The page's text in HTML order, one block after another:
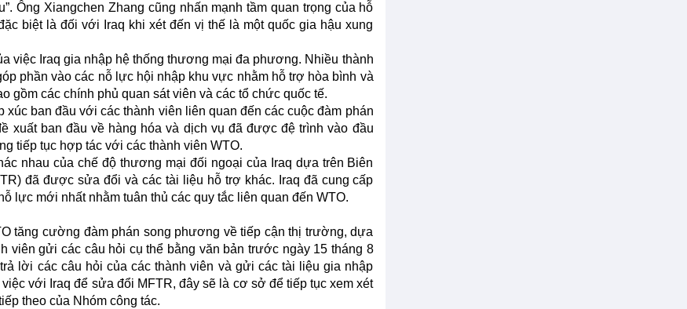
Ông Xiangchen Zhang cũng nhấn mạnh tầm quan trọng của hỗ
biệt là đối với Iraq khi xét đến vị thế là một quốc gia hậu xung
việc Iraq gia nhập hệ thống thương mại đa phương. Nhiều thành
phần vào các nỗ lực hội nhập khu vực nhằm hỗ trợ hòa bình và
gồm các chính phủ quan sát viên và các tổ chức quốc tế.
xúc ban đầu với các thành viên liên quan đến các cuộc đàm phán
xuất ban đầu về hàng hóa và dịch vụ đã được đệ trình vào đầu
tiếp tục hợp tác với các thành viên WTO.
nhau của chế độ thương mại đối ngoại của Iraq dựa trên Biên
đã được sửa đổi và các tài liệu hỗ trợ khác. Iraq đã cung cấp
lực mới nhất nhằm tuân thủ các quy tắc liên quan đến WTO.
tăng cường đàm phán song phương về tiếp cận thị trường, dựa
viên gửi các câu hỏi cụ thể bằng văn bản trước ngày 15 tháng 8
lời các câu hỏi của các thành viên và gửi các tài liệu gia nhập
với Iraq để sửa đổi MFTR, đây sẽ là cơ sở để tiếp tục xem xét
theo của Nhóm công tác.